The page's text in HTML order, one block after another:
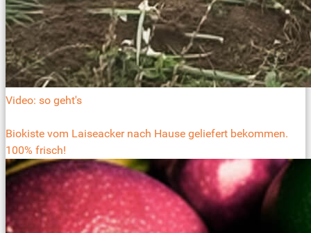
Video: so geht's
Biokiste vom Laiseacker nach Hause geliefert bekommen.
100% frisch!